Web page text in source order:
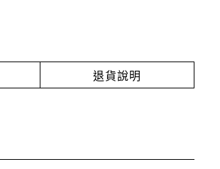
退貨說明